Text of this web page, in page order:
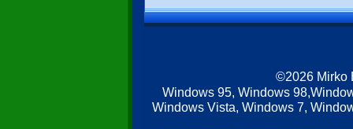
©2026 Mirko
Windows 95, Windows
Windows Vista, Windows 7,